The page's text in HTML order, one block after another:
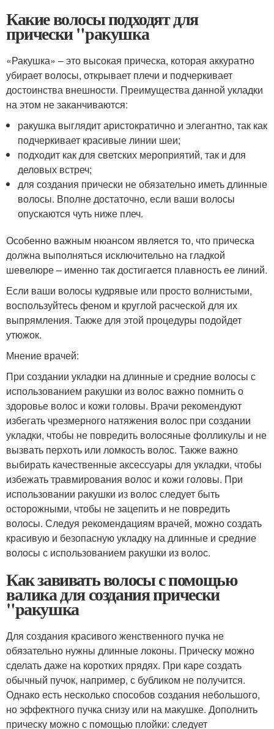
Какие волосы подходят для
прически "ракушка
«Ракушка» – это высокая прическа, которая аккуратно
убирает волосы, открывает плечи и подчеркивает
достоинства внешности. Преимущества данной укладки
на этом не заканчиваются:
ракушка выглядит аристократично и элегантно, так как
подчеркивает красивые линии шеи;
подходит как для светских мероприятий, так и для
деловых встреч;
для создания прически не обязательно иметь длинные
волосы. Вполне достаточно, если ваши волосы
опускаются чуть ниже плеч.
Особенно важным нюансом является то, что прическа
должна выполняться исключительно на гладкой
шевелюре – именно так достигается плавность ее линий.
Если ваши волосы кудрявые или просто волнистыми,
воспользуйтесь феном и круглой расческой для их
выпрямления. Также для этой процедуры подойдет
утюжок.
Мнение врачей:
При создании укладки на длинные и средние волосы с
использованием ракушки из волос важно помнить о
здоровье волос и кожи головы. Врачи рекомендуют
избегать чрезмерного натяжения волос при создании
укладки, чтобы не повредить волосяные фолликулы и не
вызвать перхоть или ломкость волос. Также важно
выбирать качественные аксессуары для укладки, чтобы
избежать травмирования волос и кожи головы. При
использовании ракушки из волос следует быть
осторожными, чтобы не зацепить и не повредить
волосы. Следуя рекомендациям врачей, можно создать
красивую и безопасную укладку на длинные и средние
волосы с использованием ракушки из волос.
Как завивать волосы с помощью
валика для создания прически
"ракушка
Для создания красивого женственного пучка не
обязательно нужны длинные локоны. Прическу можно
сделать даже на коротких прядях. При каре создать
обычный пучок, например, с бубликом не получится.
Однако есть несколько способов создания небольшого,
но эффектного пучка снизу или на макушке. Дополнить
прическу можно с помощью плойки: следует